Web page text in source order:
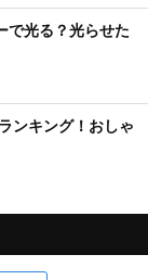
で光る？光らせた
ンキング！おしゃ